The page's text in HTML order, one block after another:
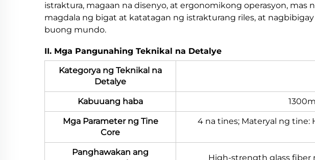
istraktura, magaan na disenyo, at ergonomikong operasyon,
magdala ng bigat at katatagan ng istrakturang riles, at
buong mundo.
II. Mga Pangunahing Teknikal na Detalye
Kategorya ng Teknikal na
Detalye
Kabuuang haba
Mga Parameter ng Tine
Core
4 na tines; Materyal ng tine:
Panghawakan ang
High-strength glass fiber